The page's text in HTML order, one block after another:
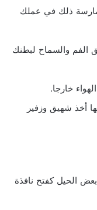
ذلك في عملك
والسماح لبطنك
خارجا.
أخذ شهيق وزفير
الحيل كفتح نافذة